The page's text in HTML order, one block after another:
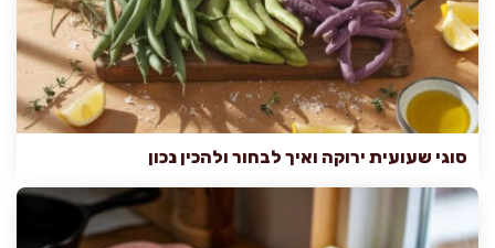
סוגי שעועית ירוקה ואיך לבחור ולהכין נכון